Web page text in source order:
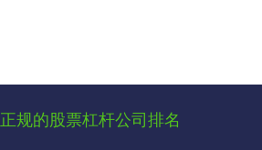
正规的股票杠杆公司排名